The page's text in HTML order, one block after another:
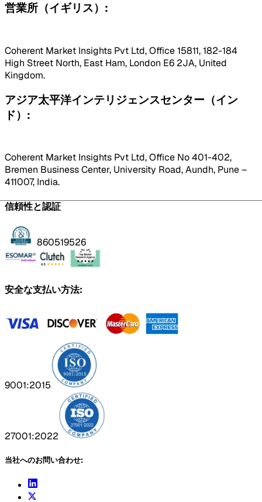
営業所（イギリス）:
Coherent Market Insights Pvt Ltd, Office 15811, 182-184
High Street North, East Ham, London E6 2JA, United
Kingdom.
アジア太平洋インテリジェンスセンター（イン
ド）:
Coherent Market Insights Pvt Ltd, Office No 401-402,
Bremen Business Center, University Road, Aundh, Pune –
411007, India.
信頼性と認証
860519526
安全な支払い方法:
9001:2015
27001:2022
当社へのお問い合わせ: